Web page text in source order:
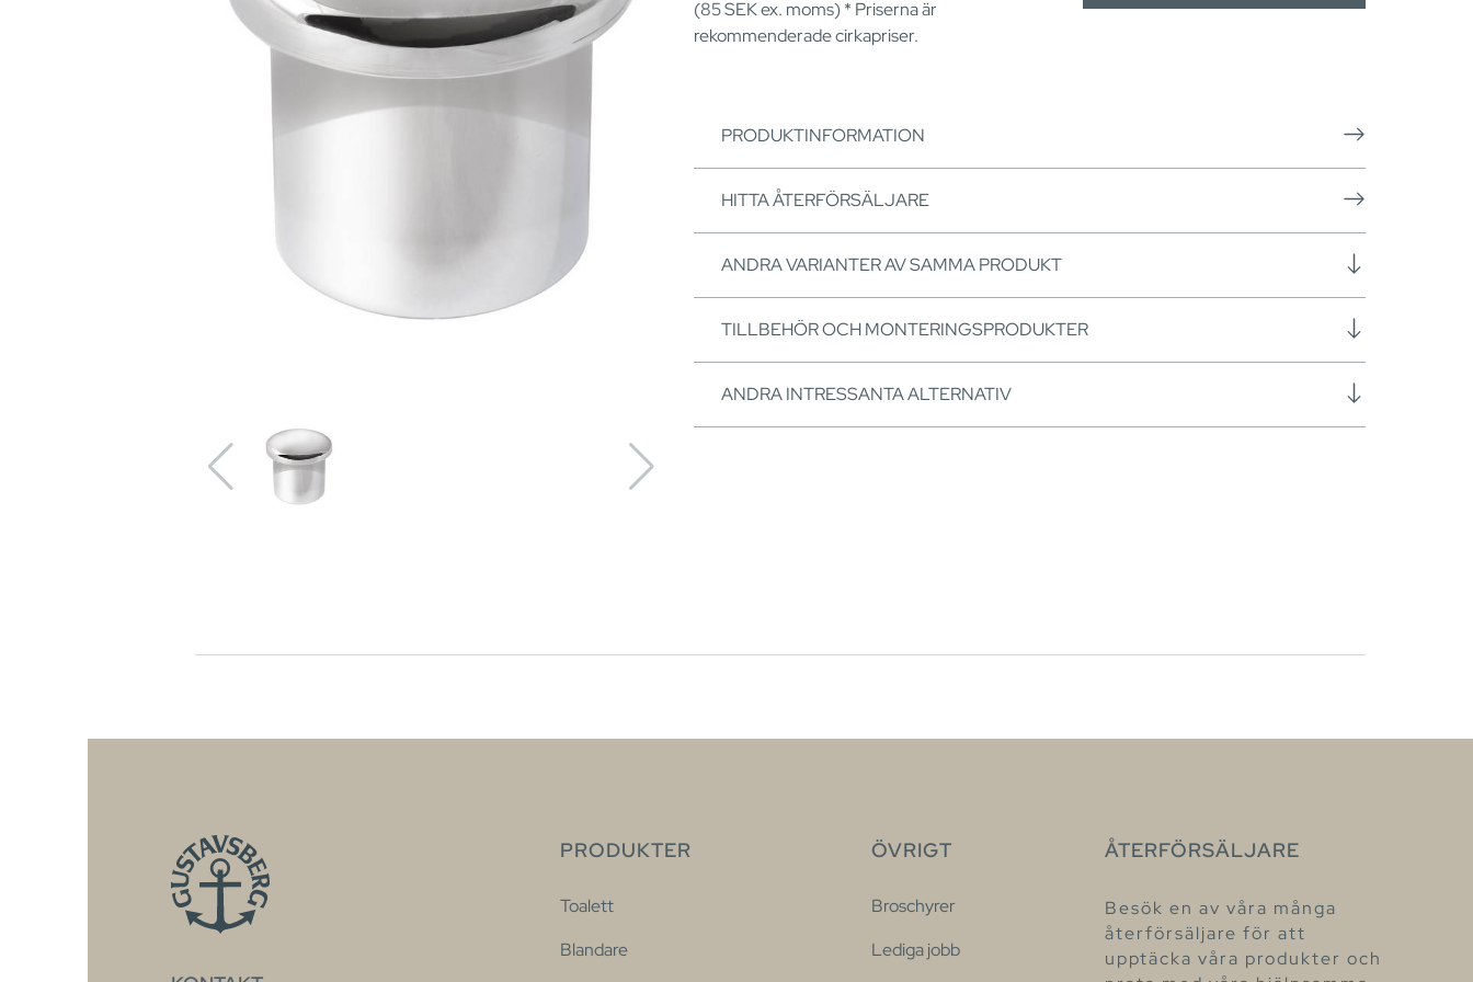
(85SEKex. moms) * Priserna är
rekommenderade cirkapriser.
PRODUKTINFORMATION
HITTA ÅTERFÖRSÄLJARE
ANDRA VARIANTER AV SAMMA PRODUKT
TILLBEHÖR OCH MONTERINGSPRODUKTER
ANDRA INTRESSANTA ALTERNATIV
PRODUKTER
Toalett
Blandare
ÖVRIGT
Broschyrer
Lediga jobb
ÅTERFÖRSÄLJARE
Besök en av våra många
återförsäljare för att
upptäcka våra produkter och